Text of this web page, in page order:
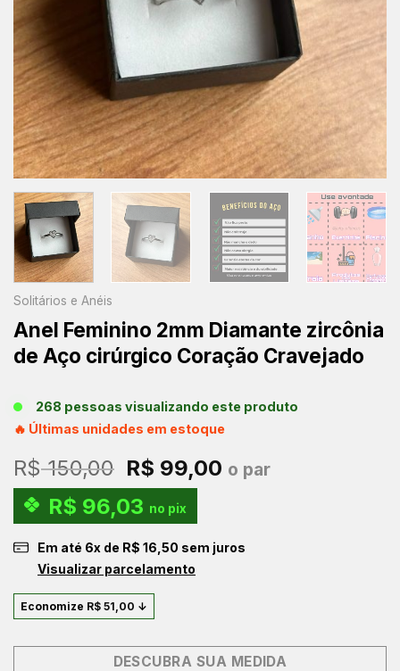
Solitários e Anéis
Anel Feminino 2mm Diamante zircônia
de Aço cirúrgico Coração Cravejado
268 pessoas visualizando este produto
🔥 Últimas unidades em estoque
R$150,00 O
preço
original
era:
R$ 150,00.
R$ 99,00 O
R$ 99,00.
o par
R$ 96,03 no pix
Em até 6x de R$ 16,50 sem juros
Visualizar parcelamento
Economize R$ 51,00 ↓
DESCUBRA SUA MEDIDA